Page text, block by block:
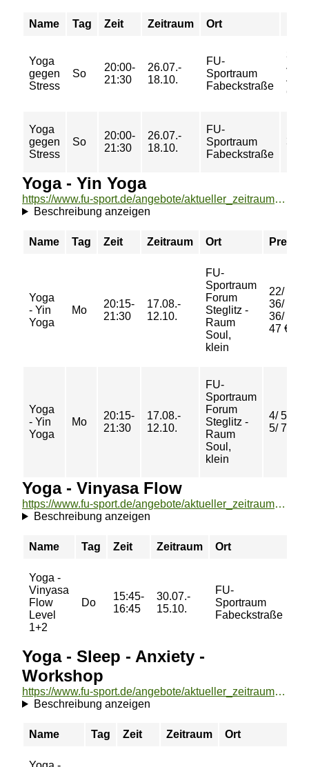
Name Tag Zeit Zeitraum Ort
Yoga
gegen
Stress
So
20:00-
21:30
26.07.-
18.10.
FU-
Sportraum
Fabeckstraße
30/
46/
46/
62 €
Yoga
gegen
Stress
So
20:00-
21:30
26.07.-
18.10.
FU-
Sportraum
Fabeckstraße
5/ 7/
7/ 9
Yoga - Yin Yoga
https://www.fu-sport.de/angebote/aktueller_zeitraum/_Yoga_-_Yin_Yoga.html
Beschreibung anzeigen
Name Tag Zeit Zeitraum Ort Preis
Yoga
- Yin
Yoga
Mo
20:15-
21:30
17.08.-
12.10.
FU-
Sportraum
Forum
Steglitz -
Raum
Soul,
klein
22/
36/
36/
47 €
Yoga
- Yin
Yoga
Mo
20:15-
21:30
17.08.-
12.10.
FU-
Sportraum
Forum
Steglitz -
Raum
Soul,
klein
4/ 5/
5/ 7 €
Yoga - Vinyasa Flow
https://www.fu-sport.de/angebote/aktueller_zeitraum/_Yoga_-_Vinyasa_Flow.html
Beschreibung anzeigen
Name Tag Zeit Zeitraum Ort
Yoga -
Vinyasa
Flow
Level
1+2
Do
15:45-
16:45
30.07.-
15.10.
FU-
Sportraum
Fabeckstraße
Yoga - Sleep - Anxiety -
Workshop
https://www.fu-sport.de/angebote/aktueller_zeitraum/_Yoga_-_Sleep_-_Anxiety_-_Workshop.html
Beschreibung anzeigen
Name Tag Zeit Zeitraum Ort